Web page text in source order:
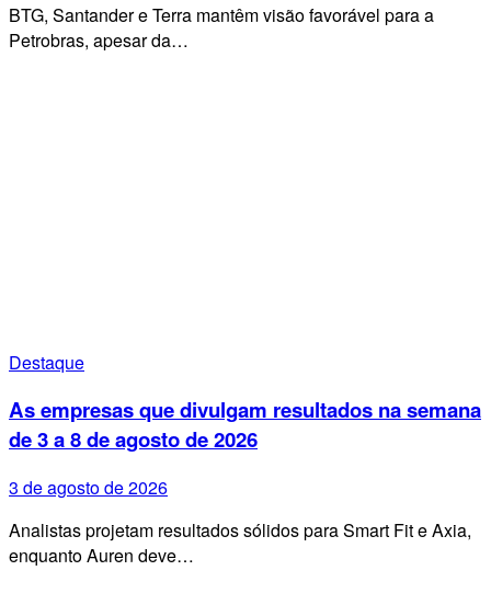
BTG, Santander e Terra mantêm visão favorável para a
Petrobras, apesar da…
Destaque
As empresas que divulgam resultados na semana
de 3 a 8 de agosto de 2026
3 de agosto de 2026
Analistas projetam resultados sólidos para Smart Fit e Axia,
enquanto Auren deve…